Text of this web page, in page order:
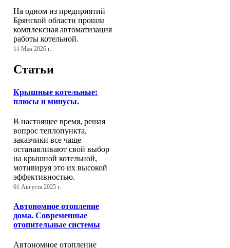
На одном из предприятий
Брянской области прошла
комплексная автоматизация
работы котельной.
11 Мая 2026 г.
Статьи
Крышные котельные:
плюсы и минусы.
В настоящее время, решая
вопрос теплопункта,
заказчики все чаще
останавливают свой выбор
на крышной котельной,
мотивируя это их высокой
эффективностью.
01 Августа 2025 г.
Автономное отопление
дома. Современные
отопительные системы
Автономное отопление